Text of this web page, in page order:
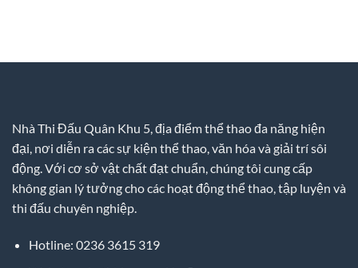
Nhà Thi Đấu Quân Khu 5, địa điểm thể thao đa năng hiện
đại, nơi diễn ra các sự kiện thể thao, văn hóa và giải trí sôi
động. Với cơ sở vật chất đạt chuẩn, chúng tôi cung cấp
không gian lý tưởng cho các hoạt động thể thao, tập luyện và
thi đấu chuyên nghiệp.
Hotline: 0236 3615 319